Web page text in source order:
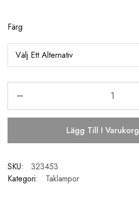
Färg
Lägg Till I Varukorg
SKU:
323453
Kategori:
Taklampor